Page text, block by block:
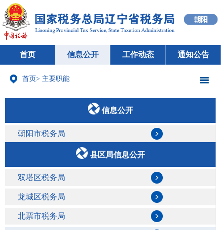
首页 信息公开 工作动态 通知公告
首页> 主要职能
信息公开
朝阳市税务局
县区局信息公开
双塔区税务局
龙城区税务局
北票市税务局